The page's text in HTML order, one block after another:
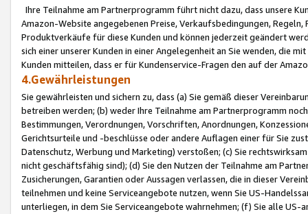
Ihre Teilnahme am Partnerprogramm führt nicht dazu, dass unsere
Amazon-Website angegebenen Preise, Verkaufsbedingungen,
Produktverkäufe für diese Kunden und können jederzeit geändert
sich einer unserer Kunden in einer Angelegenheit an Sie wenden, die
Kunden mitteilen, dass er für Kundenservice-Fragen den auf der
4.Gewährleistungen
Sie gewährleisten und sichern zu, dass (a) Sie gemäß dieser
betreiben werden; (b) weder Ihre Teilnahme am Partnerprogramm
Bestimmungen, Verordnungen, Vorschriften, Anordnungen,
Gerichtsurteile und -beschlüsse oder andere Auflagen einer für Sie
Datenschutz, Werbung und Marketing) verstoßen; (c) Sie
nicht geschäftsfähig sind); (d) Sie den Nutzen der Teilnahme am
Zusicherungen, Garantien oder Aussagen verlassen, die in dieser
teilnehmen und keine Serviceangebote nutzen, wenn Sie US-
unterliegen, in dem Sie Serviceangebote wahrnehmen; (f) Sie alle